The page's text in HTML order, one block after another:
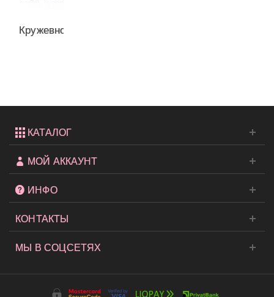
Кружевной
КАТАЛОГ
МОЙ АККАУНТ
ИНФО
КОНТАКТЫ
МЫ В СОЦСЕТЯХ